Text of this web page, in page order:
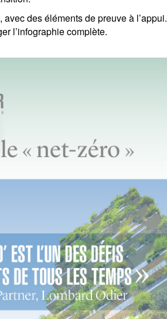
des éléments de preuve à l’appui.
l’infographie complète.